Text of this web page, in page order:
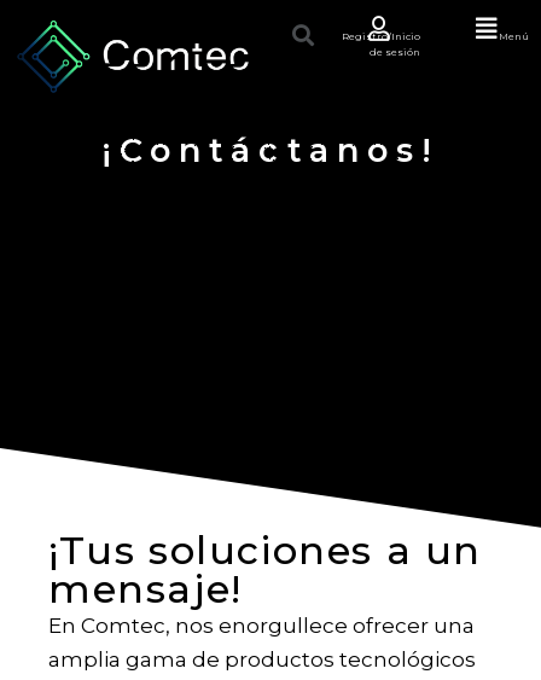
Registro/Inicio
de sesión
Menú
¡Contáctanos!
¡Tus soluciones a un
mensaje!​
En Comtec, nos enorgullece ofrecer una
amplia gama de productos tecnológicos